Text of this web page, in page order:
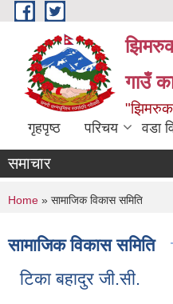
Skip to main content
गाउँ
"झिमरुक
गृहपृष्ठ परिचय वडा
समाचार
You are here
Home » सामाजिक विकास समिति
सामाजिक विकास समिति
टिका बहादुर जी.सी.